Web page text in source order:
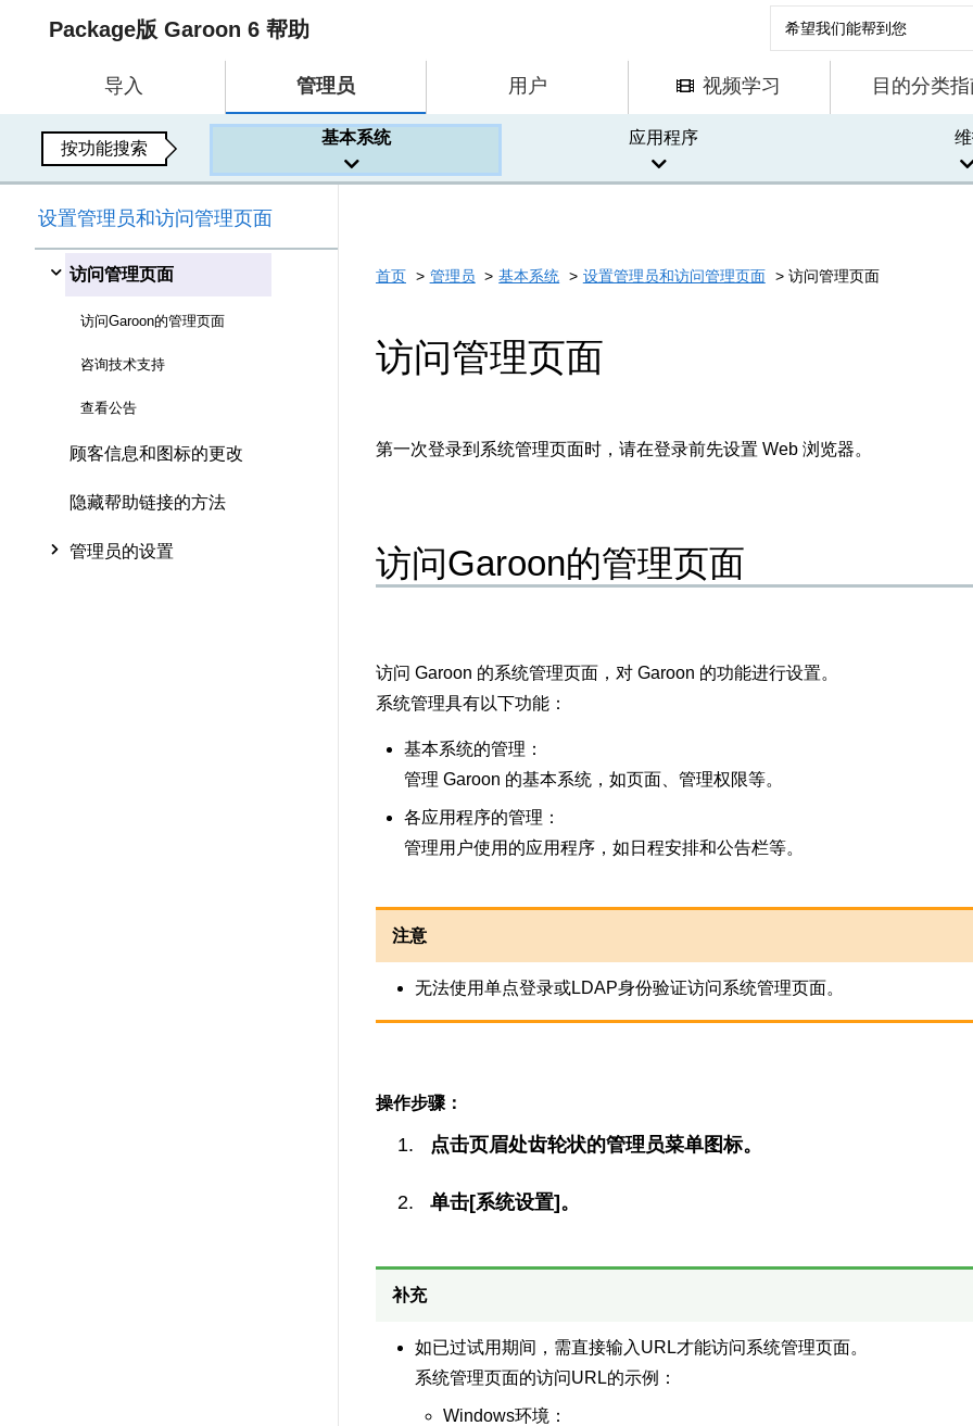
Package版 Garoon 6 帮助
导入 管理员 用户 视频学习 目的分类
按功能搜索
基本系统 应用程序
设置管理员和访问管理页面
访问管理页面
访问Garoon的管理页面
咨询技术支持
查看公告
顾客信息和图标的更改
隐藏帮助链接的方法
管理员的设置
首页 管理员 基本系统 设置管理员和访问管理页面 访问管理页面
访问管理页面
第一次登录到系统管理页面时，请在登录前先设置 Web 浏览器。
访问Garoon的管理页面
访问 Garoon 的系统管理页面，对 Garoon 的功能进行设置。
系统管理具有以下功能：
基本系统的管理：
管理 Garoon 的基本系统，如页面、管理权限等。
各应用程序的管理：
管理用户使用的应用程序，如日程安排和公告栏等。
注意
无法使用单点登录或LDAP身份验证访问系统管理页面。
操作步骤：
点击页眉处齿轮状的管理员菜单图标。
单击[系统设置]。
补充
如已过试用期间，需直接输入URL才能访问系统管理页面。
系统管理页面的访问URL的示例：
Windows环境：